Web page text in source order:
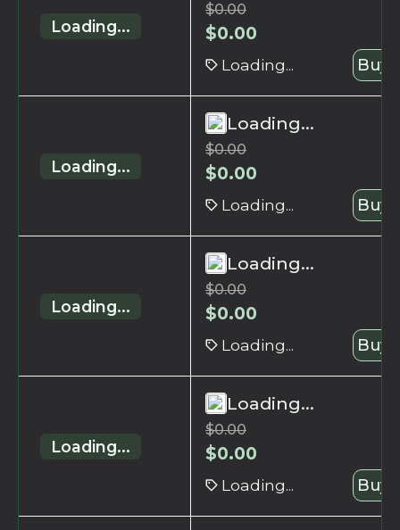
Loading...
$0.00
$0.00
Loading... Buy
Loading...
Loading...
$0.00
$0.00
Loading... Buy
Loading...
Loading...
$0.00
$0.00
Loading... Buy
Loading...
Loading...
$0.00
$0.00
Loading... Buy